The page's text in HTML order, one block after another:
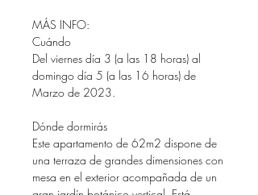
MÁS INFO:
Cuándo
Del viernes día 3 (a las 18 horas) al
domingo día 5 (a las 16 horas) de
Marzo de 2023.
Dónde dormirás
Este apartamento de 62m2 dispone de
una terraza de grandes dimensiones con
mesa en el exterior acompañada de un